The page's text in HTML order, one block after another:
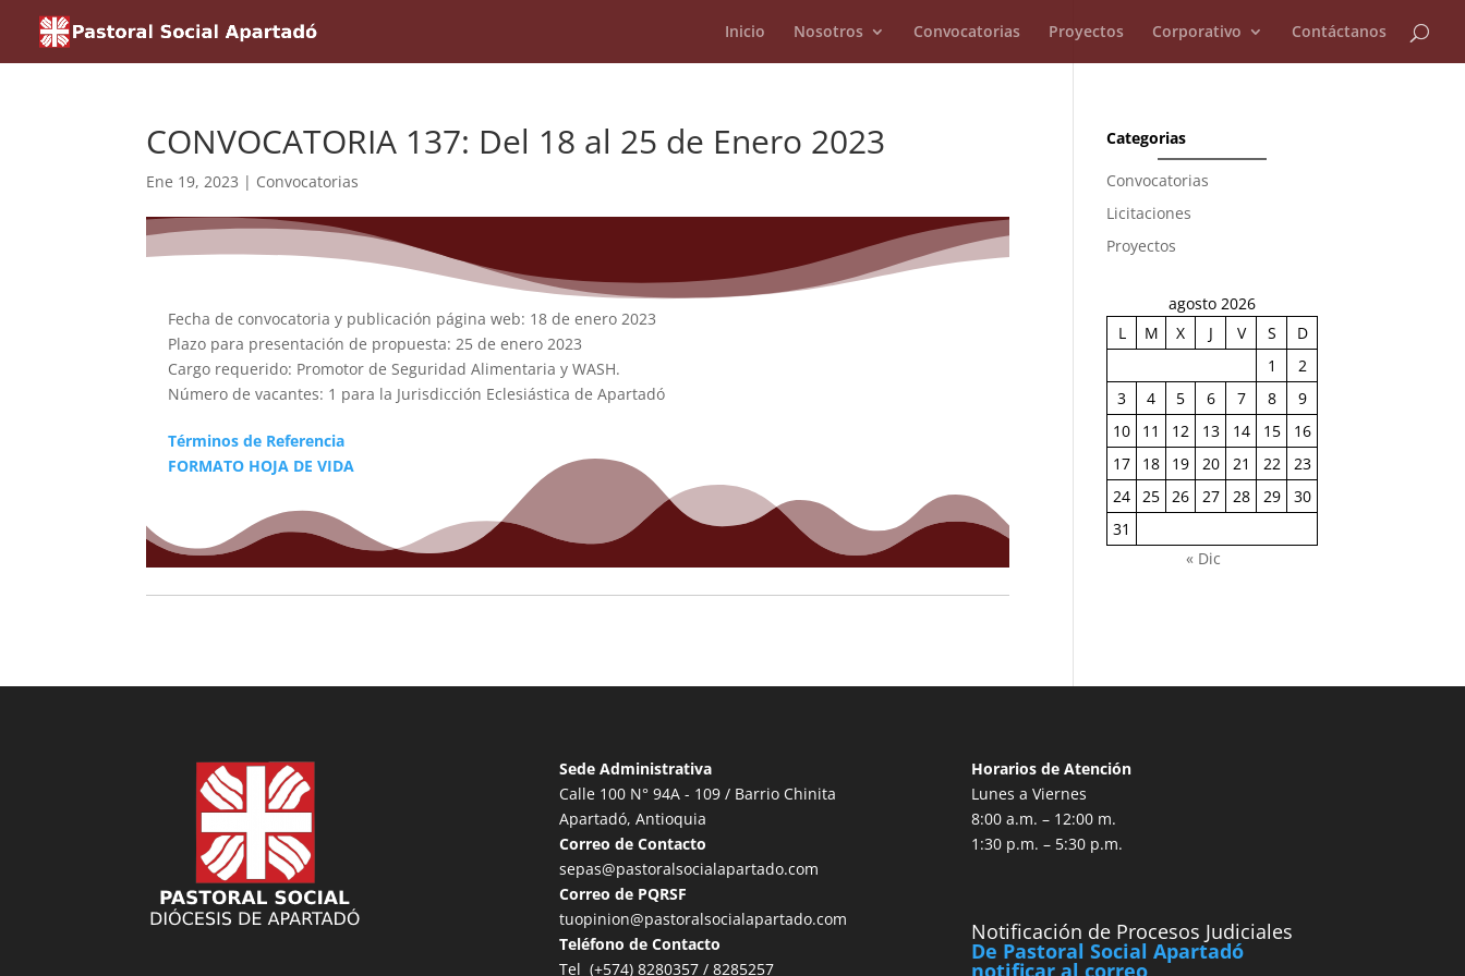
Inicio Nosotros Convocatorias Proyectos Corporativo Contáctanos
CONVOCATORIA 137: Del 18 al 25 de Enero 2023
Ene 19, 2023 | Convocatorias
Fecha de convocatoria y publicación página web: 18 de enero 2023
Plazo para presentación de propuesta: 25 de enero 2023
Cargo requerido: Promotor de Seguridad Alimentaria y WASH.
Número de vacantes: 1 para la Jurisdicción Eclesiástica de Apartadó
Términos de Referencia
FORMATO HOJA DE VIDA
Categorias
Convocatorias
Licitaciones
Proyectos
agosto 2026
L
M X J V S
D
1
2
3
4 5 6 7 8
9
10
11 12 13 14 15
16
17
18 19 20 21 22
23
24 25 26 27 28 29
30
31
« Dic
Sede Administrativa
Calle 100 N° 94A - 109 / Barrio Chinita
Apartadó, Antioquia
Correo de Contacto
sepas@pastoralsocialapartado.com
Correo de PQRSF
tuopinion@pastoralsocialapartado.com
Teléfono de Contacto
Tel (+574) 8280357 / 8285257
Horarios de Atención
Lunes a Viernes
8:00 a.m. – 12:00 m.
1:30 p.m. – 5:30 p.m.
Notificación de Procesos Judiciales
De Pastoral Social Apartadó
notificar al correo